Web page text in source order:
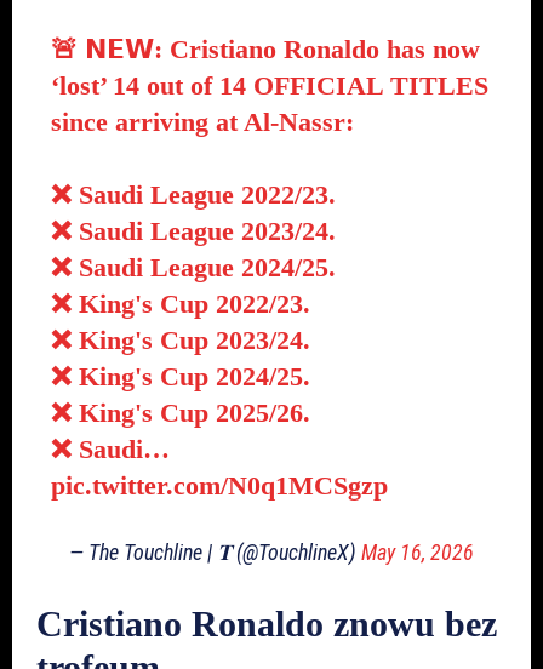
🚨 𝗡𝗘𝗪: Cristiano Ronaldo has now
‘lost’ 14 out of 14 OFFICIAL TITLES
since arriving at Al-Nassr:
❌ Saudi League 2022/23.
❌ Saudi League 2023/24.
❌ Saudi League 2024/25.
❌ King's Cup 2022/23.
❌ King's Cup 2023/24.
❌ King's Cup 2024/25.
❌ King's Cup 2025/26.
❌ Saudi…
pic.twitter.com/N0q1MCSgzp
— The Touchline | 𝐓 (@TouchlineX) May 16, 2026
Cristiano Ronaldo znowu bez